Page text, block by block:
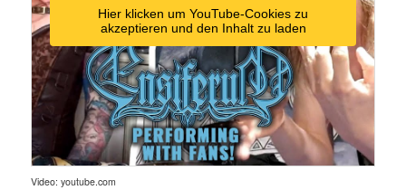
Hier klicken um YouTube-Cookies zu
akzeptieren und den Inhalt zu laden
Video: youtube.com